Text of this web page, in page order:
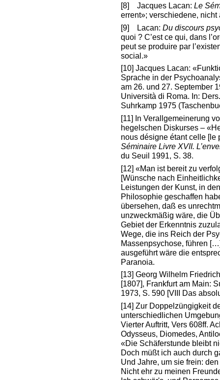
[8] Jacques Lacan:Le
errent»; verschiedene,
[9] Lacan: Du discours
quoi ? C’est ce qui, dans
peut se produire par
social.»
[10] Jacques Lacan:
Sprache in der
am 26. und 27. September
Università di Roma. In:
Suhrkamp 1975
[11] In Verallgemeinerung
hegelschen Diskurses –
nous désigne étant celle
Séminaire Livre XVII.
du Seuil 1991, S. 38.
[12] «Man ist bereit zu
[Wünsche nach
Leistungen der Kunst, in
Philosophie geschaffen
übersehen, daß es
unzweckmäßig wäre, die
Gebiet der Erkenntnis
Wege, die ins Reich der
Massenpsychose, führen
ausgeführt wäre die
Paranoia.
[13] Georg Wilhelm
[1807], Frankfurt am Main:
1973, S. 590 [VIII Das
[14] Zur Doppelzüngigkeit
unterschiedlichen
Vierter Auftritt, Vers 608ff.
Odysseus, Diomedes,
«Die Schäferstunde bleibt
Doch müßt ich auch durch
Und Jahre, um sie frein:
Nicht ehr zu meinen